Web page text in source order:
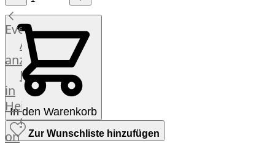
Küchenhelfer
Grillgeräte
Beefer®
Gasgrills
Big
Green
Egg
Grill
Nesmuk
Berkel
Events
Alle
anzeigen
Fleischkompetenz
in
Heinsberg
OTTO
on
In den Warenkorb
Zur Wunschliste hinzufügen